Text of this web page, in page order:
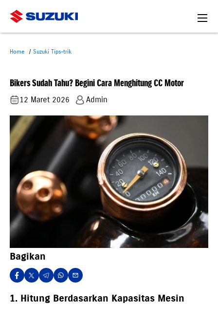
Home Suzuki Tips-trik
Bikers Sudah Tahu? Begini Cara Menghitung CC Motor
12 Maret 2026 Admin
Bagikan
1. Hitung Berdasarkan Kapasitas Mesin